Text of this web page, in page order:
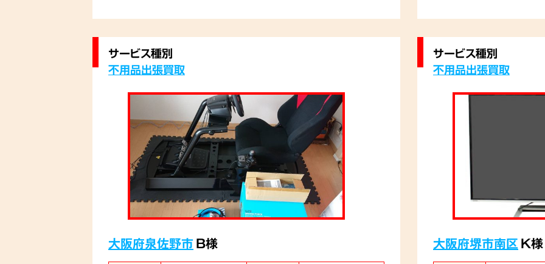
サービス種別
不用品出張買取
大阪府泉佐野市B様
サービス種別
不用品出張買取
大阪府堺市南区 K様